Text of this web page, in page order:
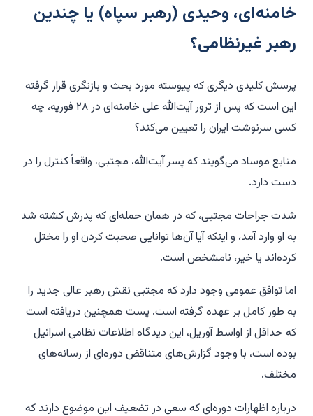
خامنه‌ای، وحیدی (رهبر سپاه) یا چندین
رهبر غیرنظامی؟
پرسش کلیدی دیگری که پیوسته مورد بحث و بازنگری قرار گرفته
این است که پس از ترور آیت‌الله علی خامنه‌ای در ۲۸ فوریه، چه
کسی سرنوشت ایران را تعیین می‌کند؟
منابع موساد می‌گویند که پسر آیت‌الله، مجتبی، واقعاً کنترل را در
دست دارد.
شدت جراحات مجتبی، که در همان حمله‌ای که پدرش کشته شد
به او وارد آمد، و اینکه آیا آن‌ها توانایی صحبت کردن او را مختل
کرده‌اند یا خیر، نامشخص است.
اما توافق عمومی وجود دارد که مجتبی نقش رهبر عالی جدید را
به طور کامل بر عهده گرفته است. پست همچنین دریافته است
که حداقل از اواسط آوریل، این دیدگاه اطلاعات نظامی اسرائیل
بوده است، با وجود گزارش‌های متناقض دوره‌ای از رسانه‌های
مختلف.
درباره اظهارات دوره‌ای که سعی در تضعیف این موضوع دارند که